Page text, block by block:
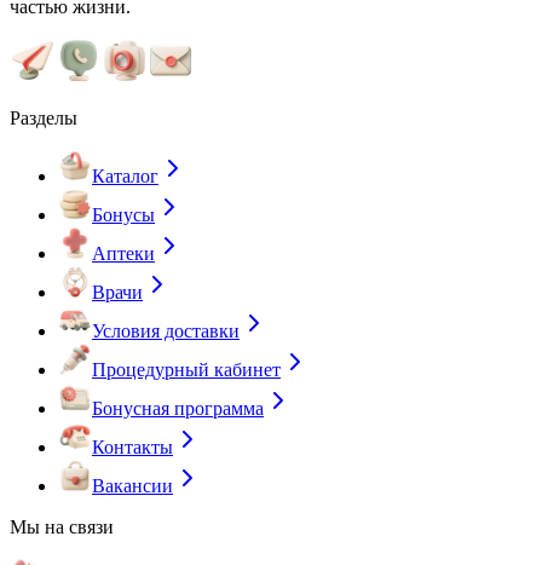
частью жизни.
Разделы
Каталог
Бонусы
Аптеки
Врачи
Условия доставки
Процедурный кабинет
Бонусная программа
Контакты
Вакансии
Мы на связи